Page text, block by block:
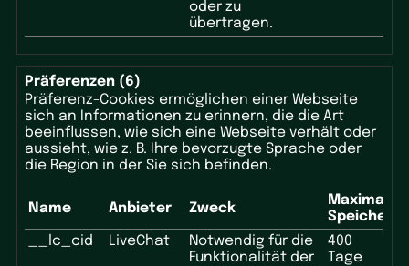
oder zu
übertragen.
Präferenzen (6)
Präferenz-Cookies ermöglichen einer Webseite
sich an Informationen zu erinnern, die die Art
beeinflussen, wie sich eine Webseite verhält oder
aussieht, wie z. B. Ihre bevorzugte Sprache oder
die Region in der Sie sich befinden.
Name Anbieter Zweck
Maximale
__lc_cid
LiveChat
Notwendig für die
Funktionalität der
400
Tage